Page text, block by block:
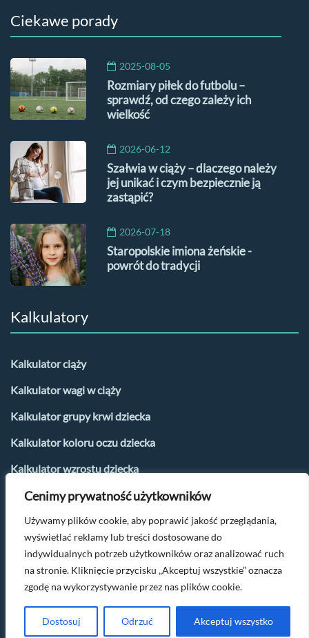
Cenimy prywatność użytkowników
Używamy plików cookie, aby poprawić jakość przeglądania,
wyświetlać reklamy lub treści dostosowane do
indywidualnych potrzeb użytkowników oraz analizować ruch
na stronie. Kliknięcie przycisku „Akceptuj wszystkie” oznacza
zgodę na wykorzystywanie przez nas plików cookie.
Dostosuj Odrzuć Akceptuj wszystko
Ciekawe porady
2025-08-05
Rozmiary piłek do futbolu –
sprawdź, od czego zależy ich
wielkość
2026-06-12
Szałwia w ciąży – dlaczego należy
jej unikać i czym bezpiecznie ją
zastąpić?
2026-07-18
Staropolskie imiona żeńskie -
powrót do tradycji
Kalkulatory
Kalkulator ciąży
Kalkulator wagi w ciąży
Kalkulator grupy krwi dziecka
Kalkulator koloru oczu dziecka
Kalkulator wzrostu dziecka
Kalkulator płci dziecka
Kalkulator urlopu macierzyńskiego
Kalkulator dni płodnych i owulacji
Po więcej parentingowych tipów napisz na
kontakt@oczamimaluszka.pl